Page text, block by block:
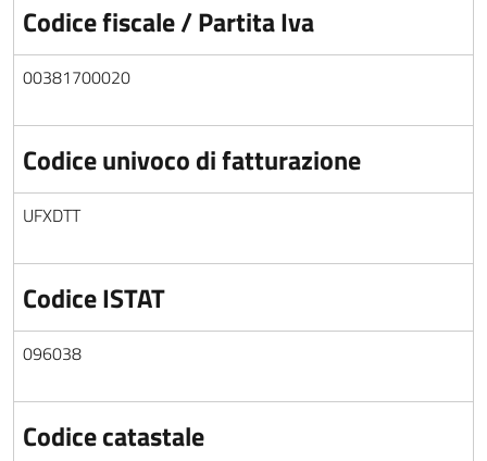
Codice fiscale / Partita Iva
00381700020
Codice univoco di fatturazione
UFXDTT
Codice ISTAT
096038
Codice catastale